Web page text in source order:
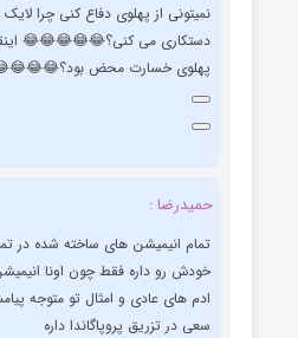
نمیتونی از پهلوی دفاع کنی چرا
دستکاری می کنی؟😂😂😂😂😂
پهلوی خسارت محض
حمیدرضا :
تمام انیمیشن های ساخته شده در
خودش رو داره فقط چون اونا
ادم های عادی و امثال تو متوجه
سعی در تزریق پروپاگاندا داره